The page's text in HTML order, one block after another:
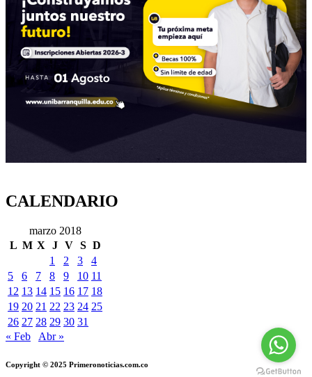
CALENDARIO
marzo 2018
L M X J V S D
1
2 3
4
5
6 7 8 9 10 11
12 13 14 15 16 17 18
19 20 21 22 23 24 25
26 27 28 29 30 31
« Feb
Abr »
Copyright © 2025 Primeronoticias.com.co